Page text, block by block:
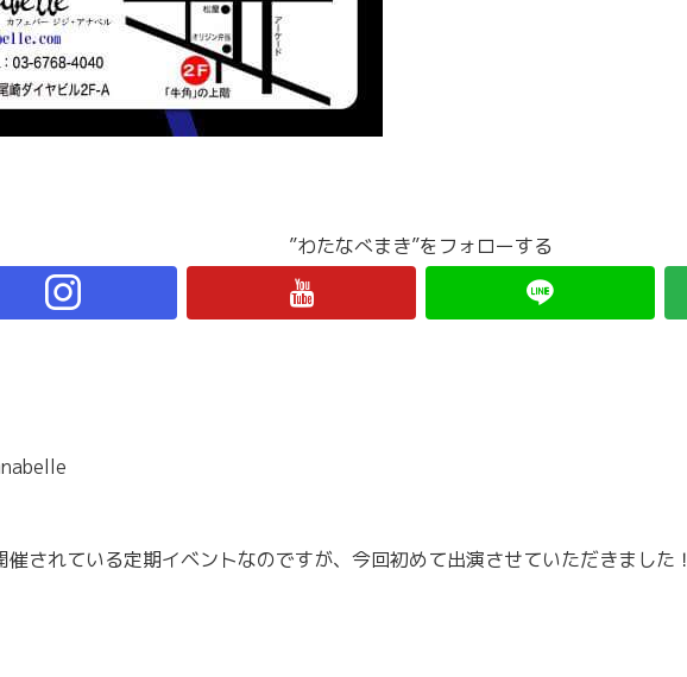
”わたなべまき”をフォローする
されている定期イベントなのですが、今回初めて出演させていただきました